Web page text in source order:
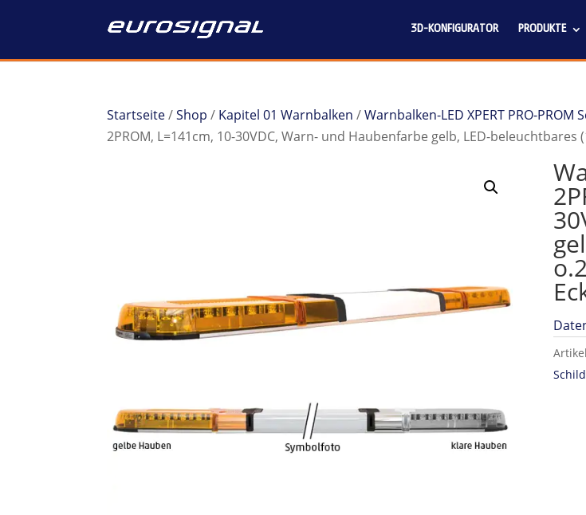
3D-KONFIGURATOR PRODUKTE
Startseite/Shop / Kapitel 01 Warnbalken /Warnbalken-LED XPERT PRO-PROM
2PROM, L=141cm, 10-30VDC, Warn- und Haubenfarbe gelb, LED-